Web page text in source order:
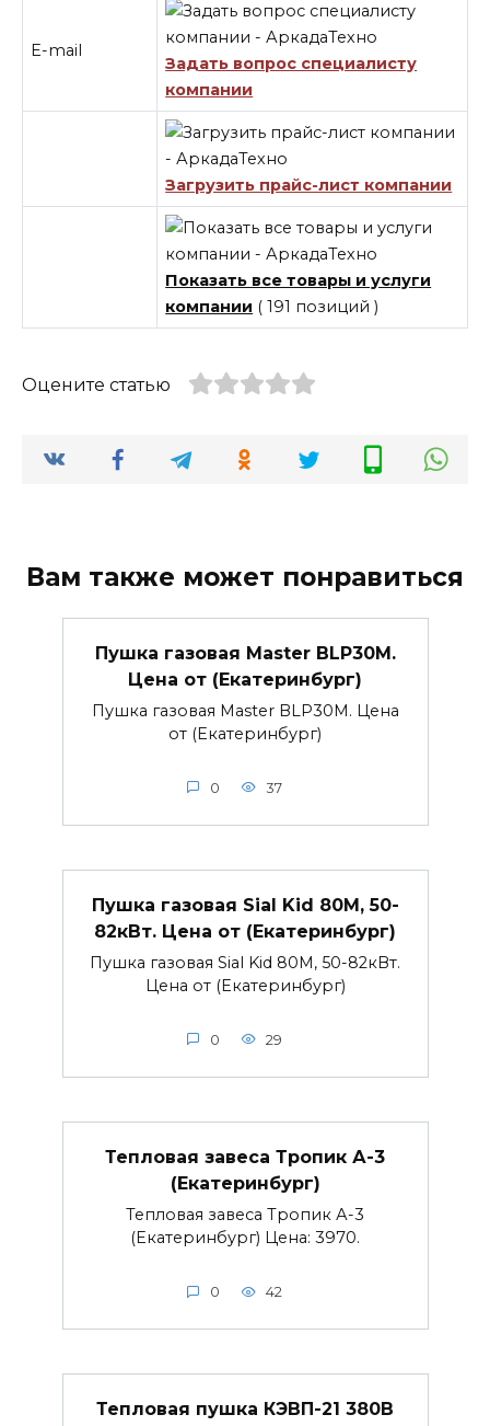
E-mail
Задать вопрос специалисту
компании
Загрузить прайс-лист компании
Показать все товары и услуги
компании ( 191 позиций )
Оцените статью
Вам также может понравиться
Пушка газовая Master BLP30M.
Цена от (Екатеринбург)
Пушка газовая Master BLP30M. Цена
от (Екатеринбург)
0 37
Пушка газовая Sial Kid 80М, 50-
82кВт. Цена от (Екатеринбург)
Пушка газовая Sial Kid 80М, 50-82кВт.
Цена от (Екатеринбург)
0 29
Тепловая завеса Тропик А-3
(Екатеринбург)
Тепловая завеса Тропик А-3
(Екатеринбург) Цена: 3970.
0 42
Тепловая пушка КЭВП-21 380В